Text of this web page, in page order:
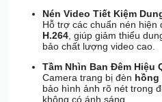
Nén Video Tiết Kiệm
Hỗ trợ các chuẩn nén hiện
H.264, giúp giảm thiểu
bảo chất lượng video cao.
Tầm Nhìn Ban Đêm Hiệu
Camera trang bị đèn hồng
bảo hình ảnh rõ nét trong
không có ánh sáng.